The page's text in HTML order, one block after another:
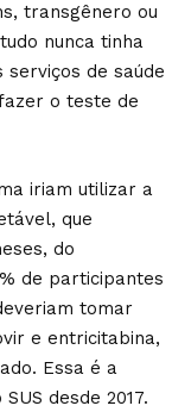
transgênero ou
nunca tinha
de saúde
o teste de
iriam utilizar a
que
do
de participantes
tomar
e entricitabina,
Essa é a
desde 2017.